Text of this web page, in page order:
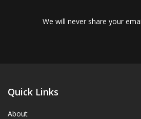
We will never share your
Quick Links
About